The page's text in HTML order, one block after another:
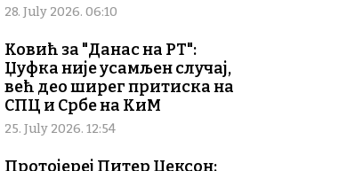
28. July 2026. 06:10
Ковић за "Данас на РТ":
Џуфка није усамљен случај,
већ део ширег притиска на
СПЦ и Србе на КиМ
25. July 2026. 12:54
Протојереј Питер Џексон: